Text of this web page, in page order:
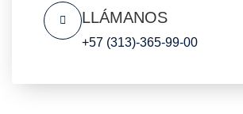
LLÁMANOS
+57 (313)-365-99-00